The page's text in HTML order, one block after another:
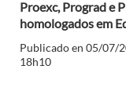
Proexc, Prograd e
homologados em
Publicado en 05/07/
18h10